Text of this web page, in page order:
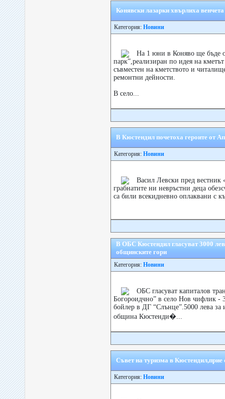
Конявски лазарки хвърлиха
Категория: Новини
На 1 юни в Коняво ще бъде
парк”,реализиран по идея на
съвместен на кметството и
ремонтни дейности.
В село...
В Кюстендил почетоха героите от
Категория: Новини
Васил Левски пред вестник
грабнатите ни невръстни деца
са били всекидневно оплаквани с
В ОБС Кюстендил гласуват 3000
общинските гори
Категория: Новини
ОБС гласуват капиталов
Богороидчно” в село Нов чифлик -
бойлер в ДГ “Слънце”.5000 лева за
община Кюстенди�...
Съвет на туризма в Кюстендил,прие
Категория: Новини